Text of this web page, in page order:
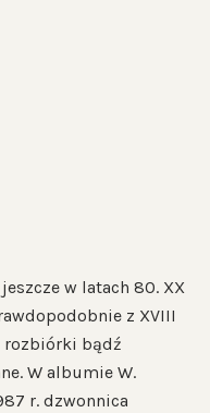
w latach 80. XX
z XVIII
rozbiórki bądź
W albumie W.
r. dzwonnica